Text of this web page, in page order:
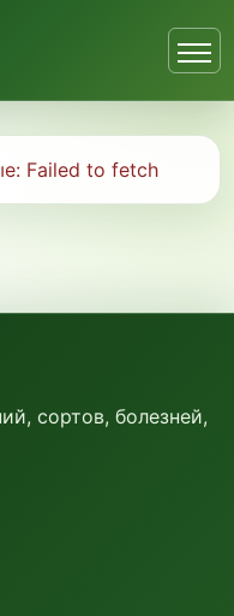
Failed to fetch
сортов, болезней,